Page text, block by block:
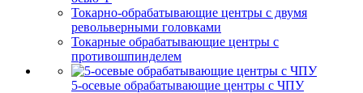
Токарно-обрабатывающие центры c двумя
револьверными головками
Токарные обрабатывающие центры с
противошпинделем
5-осевые обрабатывающие центры с ЧПУ